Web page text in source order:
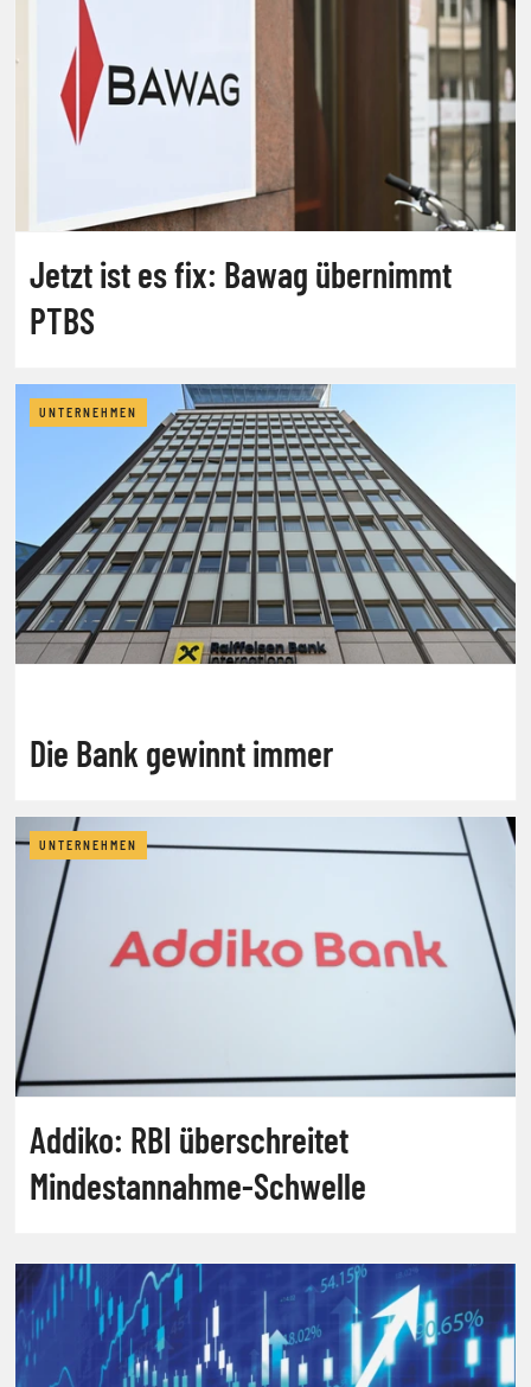
Jetzt ist es fix: Bawag übernimmt
PTBS
UNTERNEHMEN
Die Bank gewinnt immer
UNTERNEHMEN
Addiko: RBI überschreitet
Mindestannahme-Schwelle